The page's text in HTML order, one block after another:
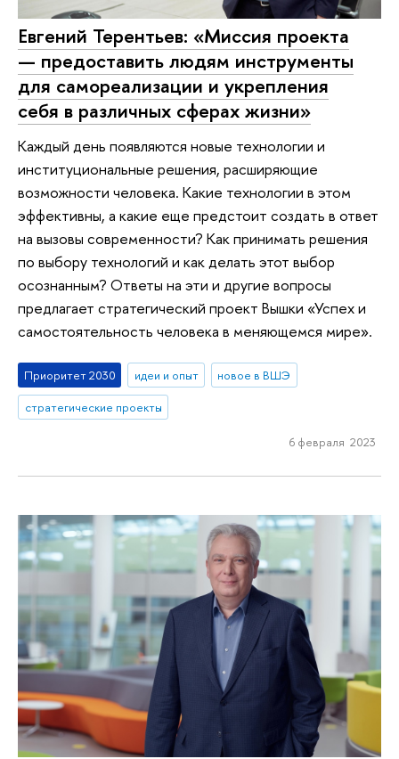
Евгений Терентьев: «Миссия проекта
— предоставить людям инструменты
для самореализации и укрепления
себя в различных сферах жизни»
Каждый день появляются новые технологии и
институциональные решения, расширяющие
возможности человека. Какие технологии в этом
эффективны, а какие еще предстоит создать в ответ
на вызовы современности? Как принимать решения
по выбору технологий и как делать этот выбор
осознанным? Ответы на эти и другие вопросы
предлагает стратегический проект Вышки «Успех и
самостоятельность человека в меняющемся мире».
Приоритет 2030 идеи и опыт
новое в ВШЭ
стратегические проекты
6 февраля 2023